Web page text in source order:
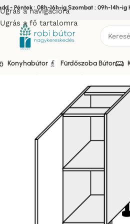
Ugrás a navigációra
Ugrás a fő tartalomra
- Péntek : 08h-16h-ig Szombat : 09h-14h-ig
Konyhabútor Fürdőszoba Bútor
Kezdőlap